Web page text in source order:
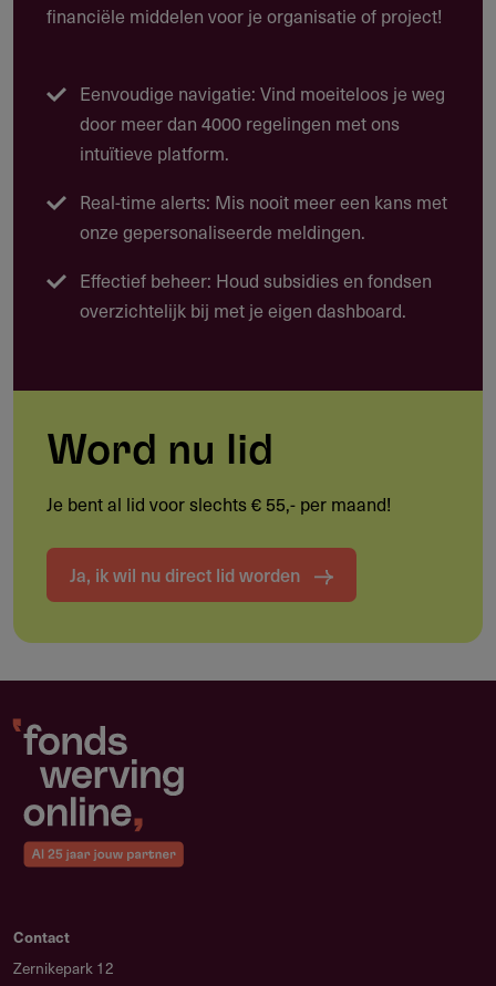
Deze subsidie biedt $ 300.000 over drie jaar voor
Het onderzoek sluit aan bij minimaal één van drie thema's.
De jongste kinderen (0–8 jaar) in crisis- en
langdurige ontheemding
jaar), met een focus op autisme en ADHD
Leren en ontwikkeling van kinderen (tot 18 jaar) in een
De rol van spel mag worden onderzocht waar relevant,
Wie kan deze subsidie aanvragen?
dienst zijn van een universiteit of onderzoeksinstituut en
hun PhD of gelijkwaardig onderzoeksdoctoraat in de
Onderzoekers met een PhD behaald op of na 1 januari
2016
In dienst van een universiteit of onderzoeksinstituut bij
aanvang van de fellowship
Individuele aanvragers — onderzoeksteams komen niet
financiële middelen voor je organisatie of project!
Eenvoudige navigatie: Vind moeiteloos je weg
door meer dan 4000 regelingen met ons
intuïtieve platform.
Real-time alerts: Mis nooit meer een kans met
onze gepersonaliseerde meldingen.
Effectief beheer: Houd subsidies en fondsen
overzichtelijk bij met je eigen dashboard.
Word nu lid
Je bent al lid voor slechts € 55,- per maand!
Ja, ik wil nu direct lid worden
Contact
Zernikepark 12